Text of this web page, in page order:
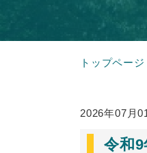
トップページ
2026年07月
令和